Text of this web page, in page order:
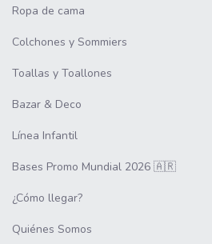
Ropa de cama
Colchones y Sommiers
Toallas y Toallones
Bazar & Deco
Línea Infantil
Bases Promo Mundial 2026 🇦🇷
¿Cómo llegar?
Quiénes Somos